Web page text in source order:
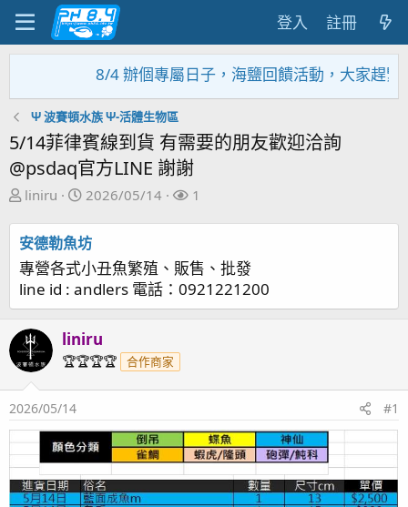
登入 註冊
4 辦個專屬日子，海鹽回饋活動，大家趕緊來參加~~~~~
Ψ 波賽頓水族 Ψ-活體生物區
5/14菲律賓線到貨 有需要的朋友歡迎洽詢
@psdaq官方LINE 謝謝
主
發
起
人
liniru
開
日
期
2026/05/14
關
1
安德勒魚坊
專營各式小丑魚繁殖、販售、批發
line id : andlers 電話：0921221200
liniru
🏆🏆🏆🏆 合作商家
2026/05/14 #1